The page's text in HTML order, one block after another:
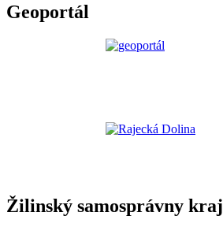
Geoportál
Žilinský samosprávny kraj